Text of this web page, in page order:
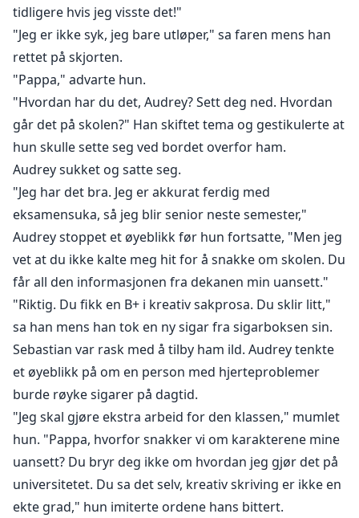
tidligere hvis jeg visste det!"
"Jeg er ikke syk, jeg bare utløper," sa faren mens han
rettet på skjorten.
"Pappa," advarte hun.
"Hvordan har du det, Audrey? Sett deg ned. Hvordan
går det på skolen?" Han skiftet tema og gestikulerte at
hun skulle sette seg ved bordet overfor ham.
Audrey sukket og satte seg.
"Jeg har det bra. Jeg er akkurat ferdig med
eksamensuka, så jeg blir senior neste semester,"
Audrey stoppet et øyeblikk før hun fortsatte, "Men jeg
vet at du ikke kalte meg hit for å snakke om skolen. Du
får all den informasjonen fra dekanen min uansett."
"Riktig. Du fikk en B+ i kreativ sakprosa. Du sklir litt,"
sa han mens han tok en ny sigar fra sigarboksen sin.
Sebastian var rask med å tilby ham ild. Audrey tenkte
et øyeblikk på om en person med hjerteproblemer
burde røyke sigarer på dagtid.
"Jeg skal gjøre ekstra arbeid for den klassen," mumlet
hun. "Pappa, hvorfor snakker vi om karakterene mine
uansett? Du bryr deg ikke om hvordan jeg gjør det på
universitetet. Du sa det selv, kreativ skriving er ikke en
ekte grad," hun imiterte ordene hans bittert.